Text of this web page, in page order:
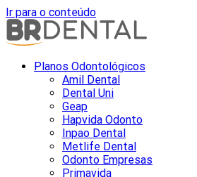
Ir para o conteúdo
Planos Odontológicos
Amil Dental
Dental Uni
Geap
Hapvida Odonto
Inpao Dental
Metlife Dental
Odonto Empresas
Primavida